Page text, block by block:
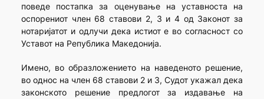
поведе постапка за оценување на уставноста на
оспорениот член 68 ставови 2, 3 и 4 од Законот за
нотаријатот и одлучи дека истиот е во согласност со
Уставот на Република Македонија.
Имено, во образложението на наведеното решение,
во однос на член 68 ставови 2 и 3, Судот укажал дека
законското решение предлогот за издавање на